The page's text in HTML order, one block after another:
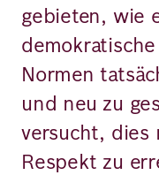
gebieten, wie
Normen
und neu zu
versucht, dies
Respekt zu